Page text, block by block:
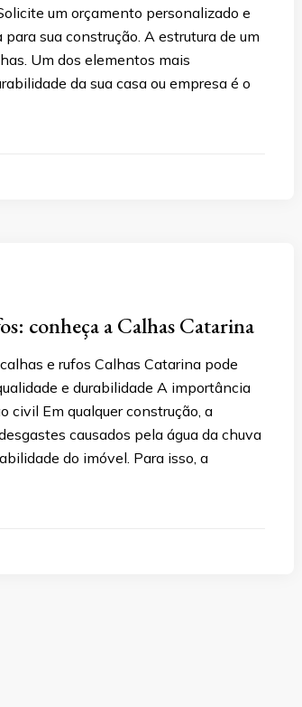
um orçamento personalizado e
sua construção. A estrutura de um
Um dos elementos mais
da sua casa ou empresa é o
conheça a Calhas Catarina
e rufos Calhas Catarina pode
e durabilidade A importância
civil Em qualquer construção, a
causados pela água da chuva
do imóvel. Para isso, a